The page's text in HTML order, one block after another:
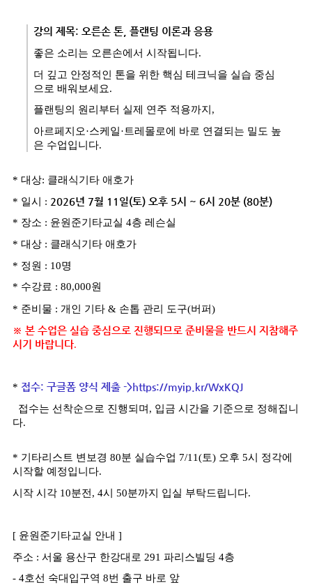
강의 제목: 오른손 톤 플랜팅 이론과 응용
좋은 소리는 오른손에서 시작됩니다.
더 깊고 안정적인 톤을 위한 핵심 테크닉을 실습 중심
으로 배워보세요.
플랜팅의 원리부터 실제 연주 적용까지 ,
아르페지오·스케일·트레몰로에 바로 연결되는 밀도 높
은 수업입니다.
* 대상: 클래식기타 애호가
* 일시 : 2026년 7월 11 일(토) 오후 5시 ~ 6시 20분 (80분)
* 장소 : 윤원준기타교실 4층 레슨실
* 대상 : 클래식기타 애호가
* 정원 : 10명
* 수강료 : 80,000원
* 준비물 : 개인 기타 & 손톱 관리 도구(버퍼)
※ 본 수업은 실습 중심으로 진행되므로 준비물을 반드시 지참해주
시기 바랍니다.
* 접수: 구글폼 양식 제출 ->https://myip.kr/WxKQJ
접수는 선착순으로 진행되며, 입금 시간을 기준으로 정해집니
다.
* 기타리스트 변보경 80분 실습수업 7/11(토) 오후 5시 정각에
시작할 예정입니다.
시작 시각 10분전 , 4시 50분까지 입실 부탁드립니다.
[ 윤원준기타교실 안내 ]
주소 : 서울 용산구 한강대로 291 파리스빌딩 4층
- 4호선 숙대입구역 8번 출구 바로 앞